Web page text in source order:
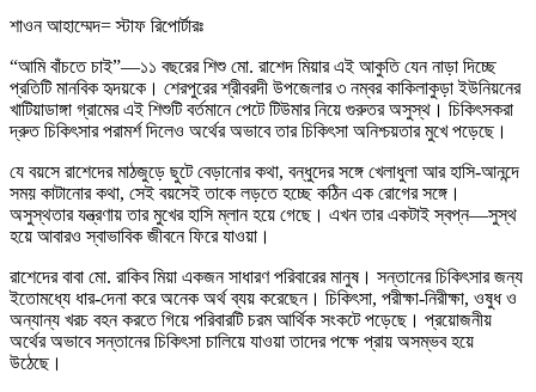
শাওন আহাম্মেদ= স্টাফ রিপোর্টারঃ
“আমি বাঁচতে চাই”—১১ বছরের শিশু মো. রাশেদ মিয়ার এই আকুতি যেন নাড়া দিচ্ছে
প্রতিটি মানবিক হৃদয়কে। শেরপুরের শ্রীবরদী উপজেলার ৩ নম্বর কাকিলাকুড়া ইউনিয়নের
খাটিয়াডাঙ্গা গ্রামের এই শিশুটি বর্তমানে পেটে টিউমার নিয়ে গুরুতর অসুস্থ। চিকিৎসকরা
দ্রুত চিকিৎসার পরামর্শ দিলেও অর্থের অভাবে তার চিকিৎসা অনিশ্চয়তার মুখে পড়েছে।
যে বয়সে রাশেদের মাঠজুড়ে ছুটে বেড়ানোর কথা, বন্ধুদের সঙ্গে খেলাধুলা আর হাসি-আনন্দে
সময় কাটানোর কথা, সেই বয়সেই তাকে লড়তে হচ্ছে কঠিন এক রোগের সঙ্গে।
অসুস্থতার যন্ত্রণায় তার মুখের হাসি ম্লান হয়ে গেছে। এখন তার একটাই স্বপ্ন—সুস্থ
হয়ে আবারও স্বাভাবিক জীবনে ফিরে যাওয়া।
রাশেদের বাবা মো. রাকিব মিয়া একজন সাধারণ পরিবারের মানুষ। সন্তানের চিকিৎসার জন্য
ইতোমধ্যে ধার-দেনা করে অনেক অর্থ ব্যয় করেছেন। চিকিৎসা, পরীক্ষা-নিরীক্ষা, ওষুধ ও
অন্যান্য খরচ বহন করতে গিয়ে পরিবারটি চরম আর্থিক সংকটে পড়েছে। প্রয়োজনীয়
অর্থের অভাবে সন্তানের চিকিৎসা চালিয়ে যাওয়া তাদের পক্ষে প্রায় অসম্ভব হয়ে
উঠেছে।